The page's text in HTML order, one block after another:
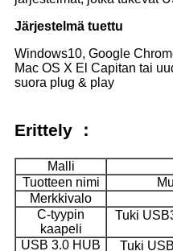
Järjestelmä tuettu
Windows10, Google
Mac OS X El Capitan tai
suora plug & play
Erittely ：
Malli
Tuotteen nimi
Merkkivalo
C-tyypin
kaapeli
Tuki
USB 3.0 HUB
Tuki